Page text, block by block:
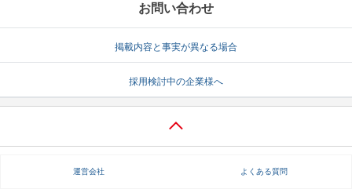
お問い合わせ
掲載内容と事実が異なる場合
採用検討中の企業様へ
運営会社 よくある質問